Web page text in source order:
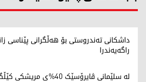
داشکانی تەندروستی بۆ هەڵگرانی پێناسی
راگەیەندرا
لە سلێمانی ڤایرۆسێک 40%ی مریشکی کێڵگەکان لەناو دەبات